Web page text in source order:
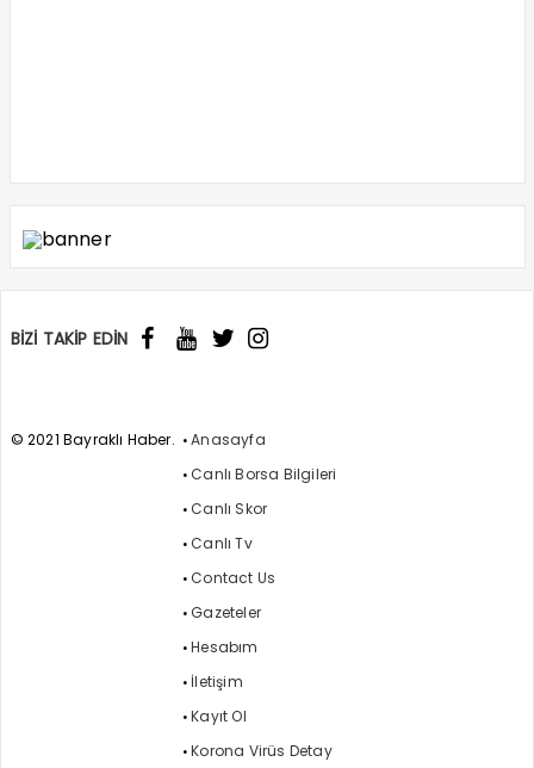
BİZİ TAKİP EDİN
© 2021 Bayraklı Haber.
Anasayfa
Canlı Borsa Bilgileri
Canlı Skor
Canlı Tv
Contact Us
Gazeteler
Hesabım
İletişim
Kayıt Ol
Korona Virüs Detay